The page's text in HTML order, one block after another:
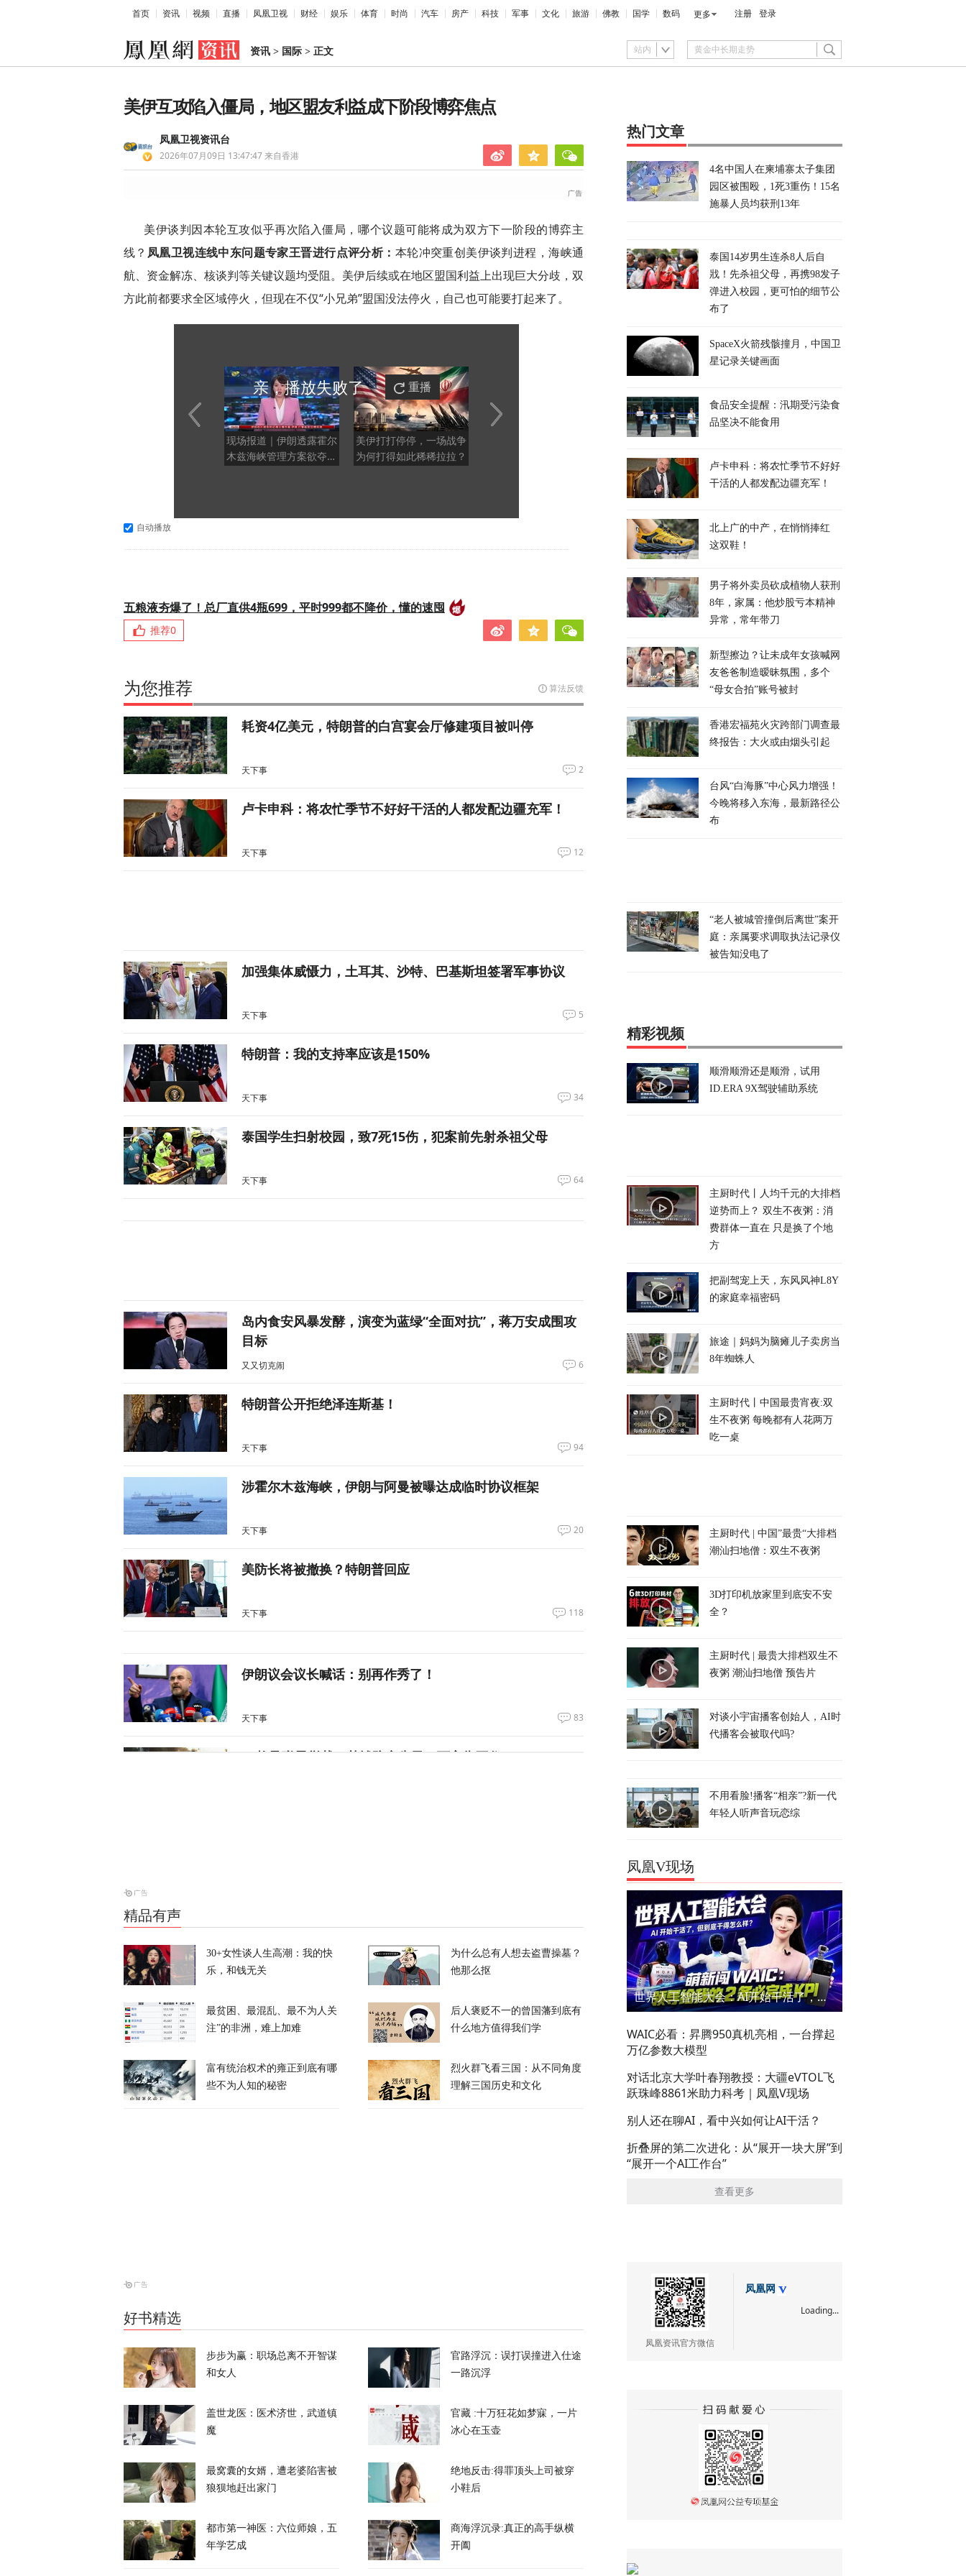
首页 资讯 视频 直播 凤凰卫视 财经 娱乐 体育 时尚 汽车 房产 科技 军事 文化 旅游 佛教 国学 数码 更多 注册 登录
资讯 > 国际 > 正文 站内
美伊互攻陷入僵局，地区盟友利益成下阶段博弈焦点
凤凰卫视资讯台
2026年07月09日 13:47:47来自香港
美伊谈判因本轮互攻似乎再次陷入僵局，哪个议题可能将成为双方下一阶段的博弈主
线？ 凤凰卫视连线中东问题专家王晋进行点评分析： 本轮冲突重创美伊谈判进程，海峡通
航、资金解冻、核谈判等关键议题均受阻。美伊后续或在地区盟国利益上出现巨大分歧，双
方此前都要求全区域停火，但现在不仅“小兄弟”盟国没法停火，自己也可能要打起来了。
亲，播放失败了 重播
现场报道｜伊朗透露霍尔
木兹海峡管理方案欲夺主
美伊打打停停，一场战争
为何打得如此稀稀拉拉？
伊朗是如何从亲美附庸，
变成了中东反美排头兵？
自动播放
五粮液夯爆了！总厂直供4瓶699，平时999都不降价，懂的速囤
推荐0
为您推荐 算法反馈
耗资4亿美元，特朗普的白宫宴会厅修建项目被叫停
天下事 2
卢卡申科：将农忙季节不好好干活的人都发配边疆充军！
天下事 12
加强集体威慑力，土耳其、沙特、巴基斯坦签署军事协议
天下事 5
特朗普：我的支持率应该是150%
天下事 34
泰国学生扫射校园，致7死15伤，犯案前先射杀祖父母
天下事 64
岛内食安风暴发酵，演变为蓝绿“全面对抗”，蒋万安成围攻
目标
又又切克闹 6
特朗普公开拒绝泽连斯基！
天下事 94
涉霍尔木兹海峡，伊朗与阿曼被曝达成临时协议框架
天下事 20
美防长将被撤换？特朗普回应
天下事 118
伊朗议会议长喊话：别再作秀了！
天下事 83
28枚导弹零拦截！基辅防空失灵，西方靠不住了
天下事
岛内演习首日，台军丢盔弃甲，赖清德深夜逃跑，赌解放军
一个月囤20万吨！美国囤铜量或破百年纪录，背后意图耐人
寻味？
美媒爆料：特朗普与美防长爆发激烈争执
天下事
精品有声
30+女性谈人生高潮：我的快
乐，和钱无关
为什么总有人想去盗曹操墓？
他那么抠
最贫困、最混乱、最不为人关
注”的非洲，难上加难
后人褒贬不一的曾国藩到底有
什么地方值得我们学
富有统治权术的雍正到底有哪
些不为人知的秘密
烈火群飞看三国：从不同角度
理解三国历史和文化
好书精选
步步为赢：职场总离不开智谋
和女人
官路浮沉：误打误撞进入仕途
一路沉浮
盖世龙医：医术济世，武道镇
魔
官藏 :十万狂花如梦寐，一片
冰心在玉壶
最窝囊的女婿，遭老婆陷害被
狼狈地赶出家门
绝地反击:得罪顶头上司被穿
小鞋后
都市第一神医：六位师娘，五
年学艺成
商海浮沉录:真正的高手纵横
开阖
热门文章
4名中国人在柬埔寨太子集团
园区被围殴，1死3重伤！15名
施暴人员均获刑13年
泰国14岁男生连杀8人后自
戕！先杀祖父母，再携98发子
弹进入校园，更可怕的细节公
布了
SpaceX火箭残骸撞月，中国卫
星记录关键画面
食品安全提醒：汛期受污染食
品坚决不能食用
卢卡申科：将农忙季节不好好
干活的人都发配边疆充军！
北上广的中产，在悄悄捧红
这双鞋！
男子将外卖员砍成植物人获刑
8年，家属：他炒股亏本精神
异常，常年带刀
新型擦边？让未成年女孩喊网
友爸爸制造暧昧氛围，多个
“母女合拍”账号被封
香港宏福苑火灾跨部门调查最
终报告：大火或由烟头引起
台风“白海豚”中心风力增强！
今晚将移入东海，最新路径公
布
“老人被城管撞倒后离世”案开
庭：亲属要求调取执法记录仪
被告知没电了
精彩视频
顺滑顺滑还是顺滑，试用
ID.ERA 9X驾驶辅助系统
主厨时代丨人均千元的大排档
逆势而上？ 双生不夜粥：消
费群体一直在 只是换了个地
方
把副驾宠上天，东风风神L8Y
的家庭幸福密码
旅途｜妈妈为脑瘫儿子卖房当
8年蜘蛛人
主厨时代丨中国最贵宵夜:双
生不夜粥 每晚都有人花两万
吃一桌
主厨时代 | 中国”最贵“大排档
潮汕扫地僧：双生不夜粥
3D打印机放家里到底安不安
全？
主厨时代 | 最贵大排档双生不
夜粥 潮汕扫地僧 预告片
对谈小宇宙播客创始人，AI时
代播客会被取代吗?
不用看脸!播客“相亲”?新一代
年轻人听声音玩恋综
凤凰V现场
世界人工智能大会：AI开始干活了，但到底干的怎么样？萌新闯WAIC
WAIC必看：昇腾950真机亮相，一台撑起
万亿参数大模型
对话北京大学叶春翔教授：大疆eVTOL飞
跃珠峰8861米助力科考｜凤凰V现场
别人还在聊AI，看中兴如何让AI干活？
折叠屏的第二次进化：从“展开一块大屏”到
“展开一个AI工作台”
查看更多
凤凰资讯官方微信
凤凰网
Loading...